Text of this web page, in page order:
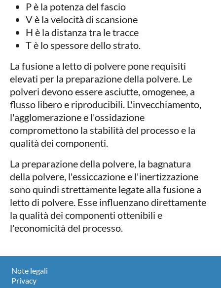
P è la potenza del fascio
V è la velocità di scansione
H è la distanza tra le tracce
T è lo spessore dello strato.
La fusione a letto di polvere pone requisiti
elevati per la preparazione della polvere. Le
polveri devono essere asciutte, omogenee, a
flusso libero e riproducibili. L'invecchiamento,
l'agglomerazione e l'ossidazione
compromettono la stabilità del processo e la
qualità dei componenti.
La preparazione della polvere, la bagnatura
della polvere, l'essiccazione e l'inertizzazione
sono quindi strettamente legate alla fusione a
letto di polvere. Esse influenzano direttamente
la qualità dei componenti ottenibili e
l'economicità del processo.
Note legali
Privacy